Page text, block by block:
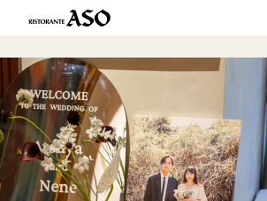
PARTY REPORT